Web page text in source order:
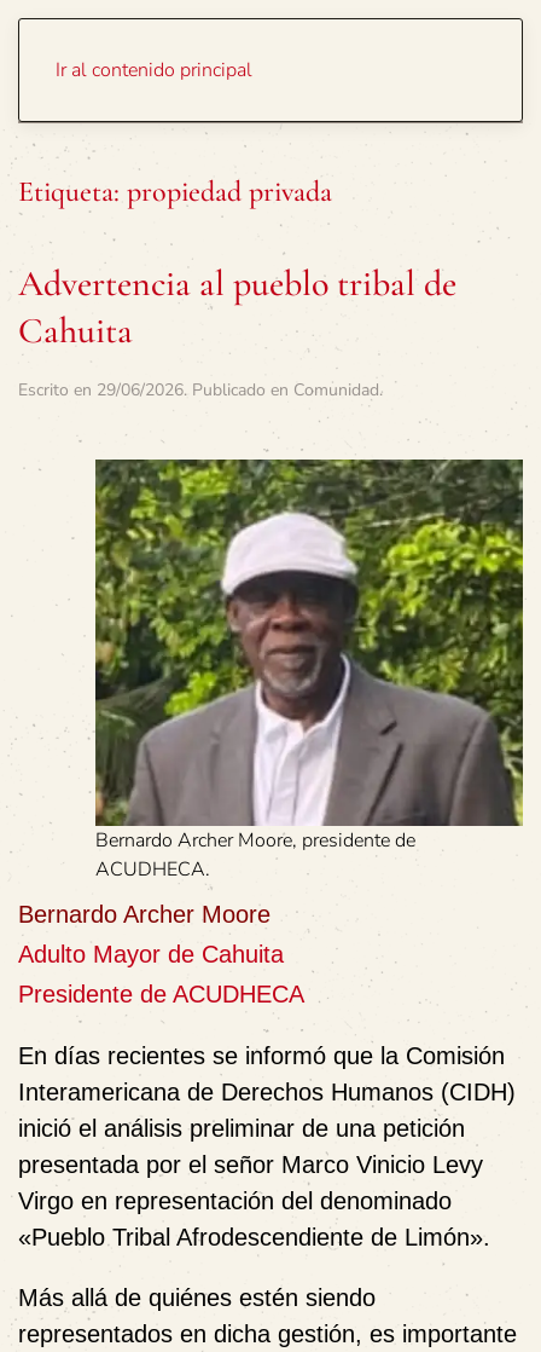
Ir al contenido principal
Etiqueta: propiedad privada
Advertencia al pueblo tribal de
Cahuita
Escrito en 29/06/2026. Publicado en Comunidad.
Bernardo Archer Moore, presidente de
ACUDHECA.
Bernardo Archer Moore
Adulto Mayor de Cahuita
Presidente de ACUDHECA
En días recientes se informó que la Comisión
Interamericana de Derechos Humanos (CIDH)
inició el análisis preliminar de una petición
presentada por el señor Marco Vinicio Levy
Virgo en representación del denominado
«Pueblo Tribal Afrodescendiente de Limón».
Más allá de quiénes estén siendo
representados en dicha gestión, es importante